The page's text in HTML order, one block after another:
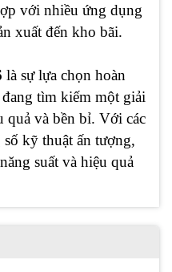
với nhiều ứng dụng
xuất đến kho bãi.
là sự lựa chọn hoàn
tìm kiếm một giải
quả và bền bỉ. Với các
kỹ thuật ấn tượng,
suất và hiệu quả